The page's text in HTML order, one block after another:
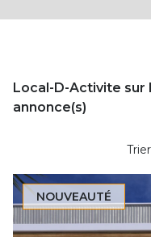
Local-D-Activite sur
annonce(s)
NOUVEAUTÉ